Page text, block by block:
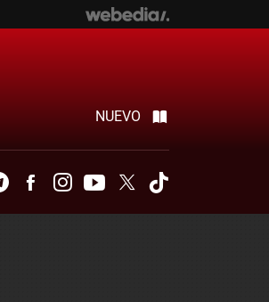
NUEVO
TelegramFacebookInstagramYoutubeTwitter